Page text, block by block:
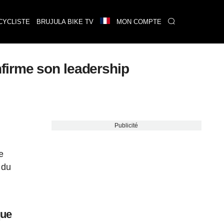
BRUJULA BIKE TV MON COMPTE
son leadership
Publicité